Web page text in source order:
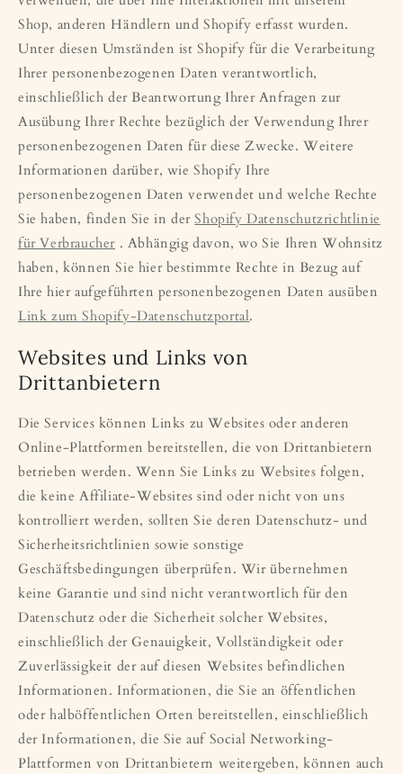
Shop, anderen Händlern und Shopify erfasst wurden.
Unter diesen Umständen ist Shopify für die Verarbeitung
Ihrer personenbezogenen Daten verantwortlich,
einschließlich der Beantwortung Ihrer Anfragen zur
Ausübung Ihrer Rechte bezüglich der Verwendung Ihrer
personenbezogenen Daten für diese Zwecke. Weitere
Informationen darüber, wie Shopify Ihre
personenbezogenen Daten verwendet und welche Rechte
Sie haben, finden Sie in derShopify Datenschutzrichtlinie
für Verbraucher . Abhängig davon, wo Sie Ihren Wohnsitz
haben, können Sie hier bestimmte Rechte in Bezug auf
Ihre hier aufgeführten personenbezogenen Daten ausüben
Link zum Shopify-Datenschutzportal.
Websites und Links von
Drittanbietern
Die Services können Links zu Websites oder anderen
Online-Plattformen bereitstellen, die von Drittanbietern
betrieben werden. Wenn Sie Links zu Websites folgen,
die keine Affiliate-Websites sind oder nicht von uns
kontrolliert werden, sollten Sie deren Datenschutz- und
Sicherheitsrichtlinien sowie sonstige
Geschäftsbedingungen überprüfen. Wir übernehmen
keine Garantie und sind nicht verantwortlich für den
Datenschutz oder die Sicherheit solcher Websites,
einschließlich der Genauigkeit, Vollständigkeit oder
Zuverlässigkeit der auf diesen Websites befindlichen
Informationen. Informationen, die Sie an öffentlichen
oder halböffentlichen Orten bereitstellen, einschließlich
der Informationen, die Sie auf Social Networking-
Plattformen von Drittanbietern weitergeben, können auch